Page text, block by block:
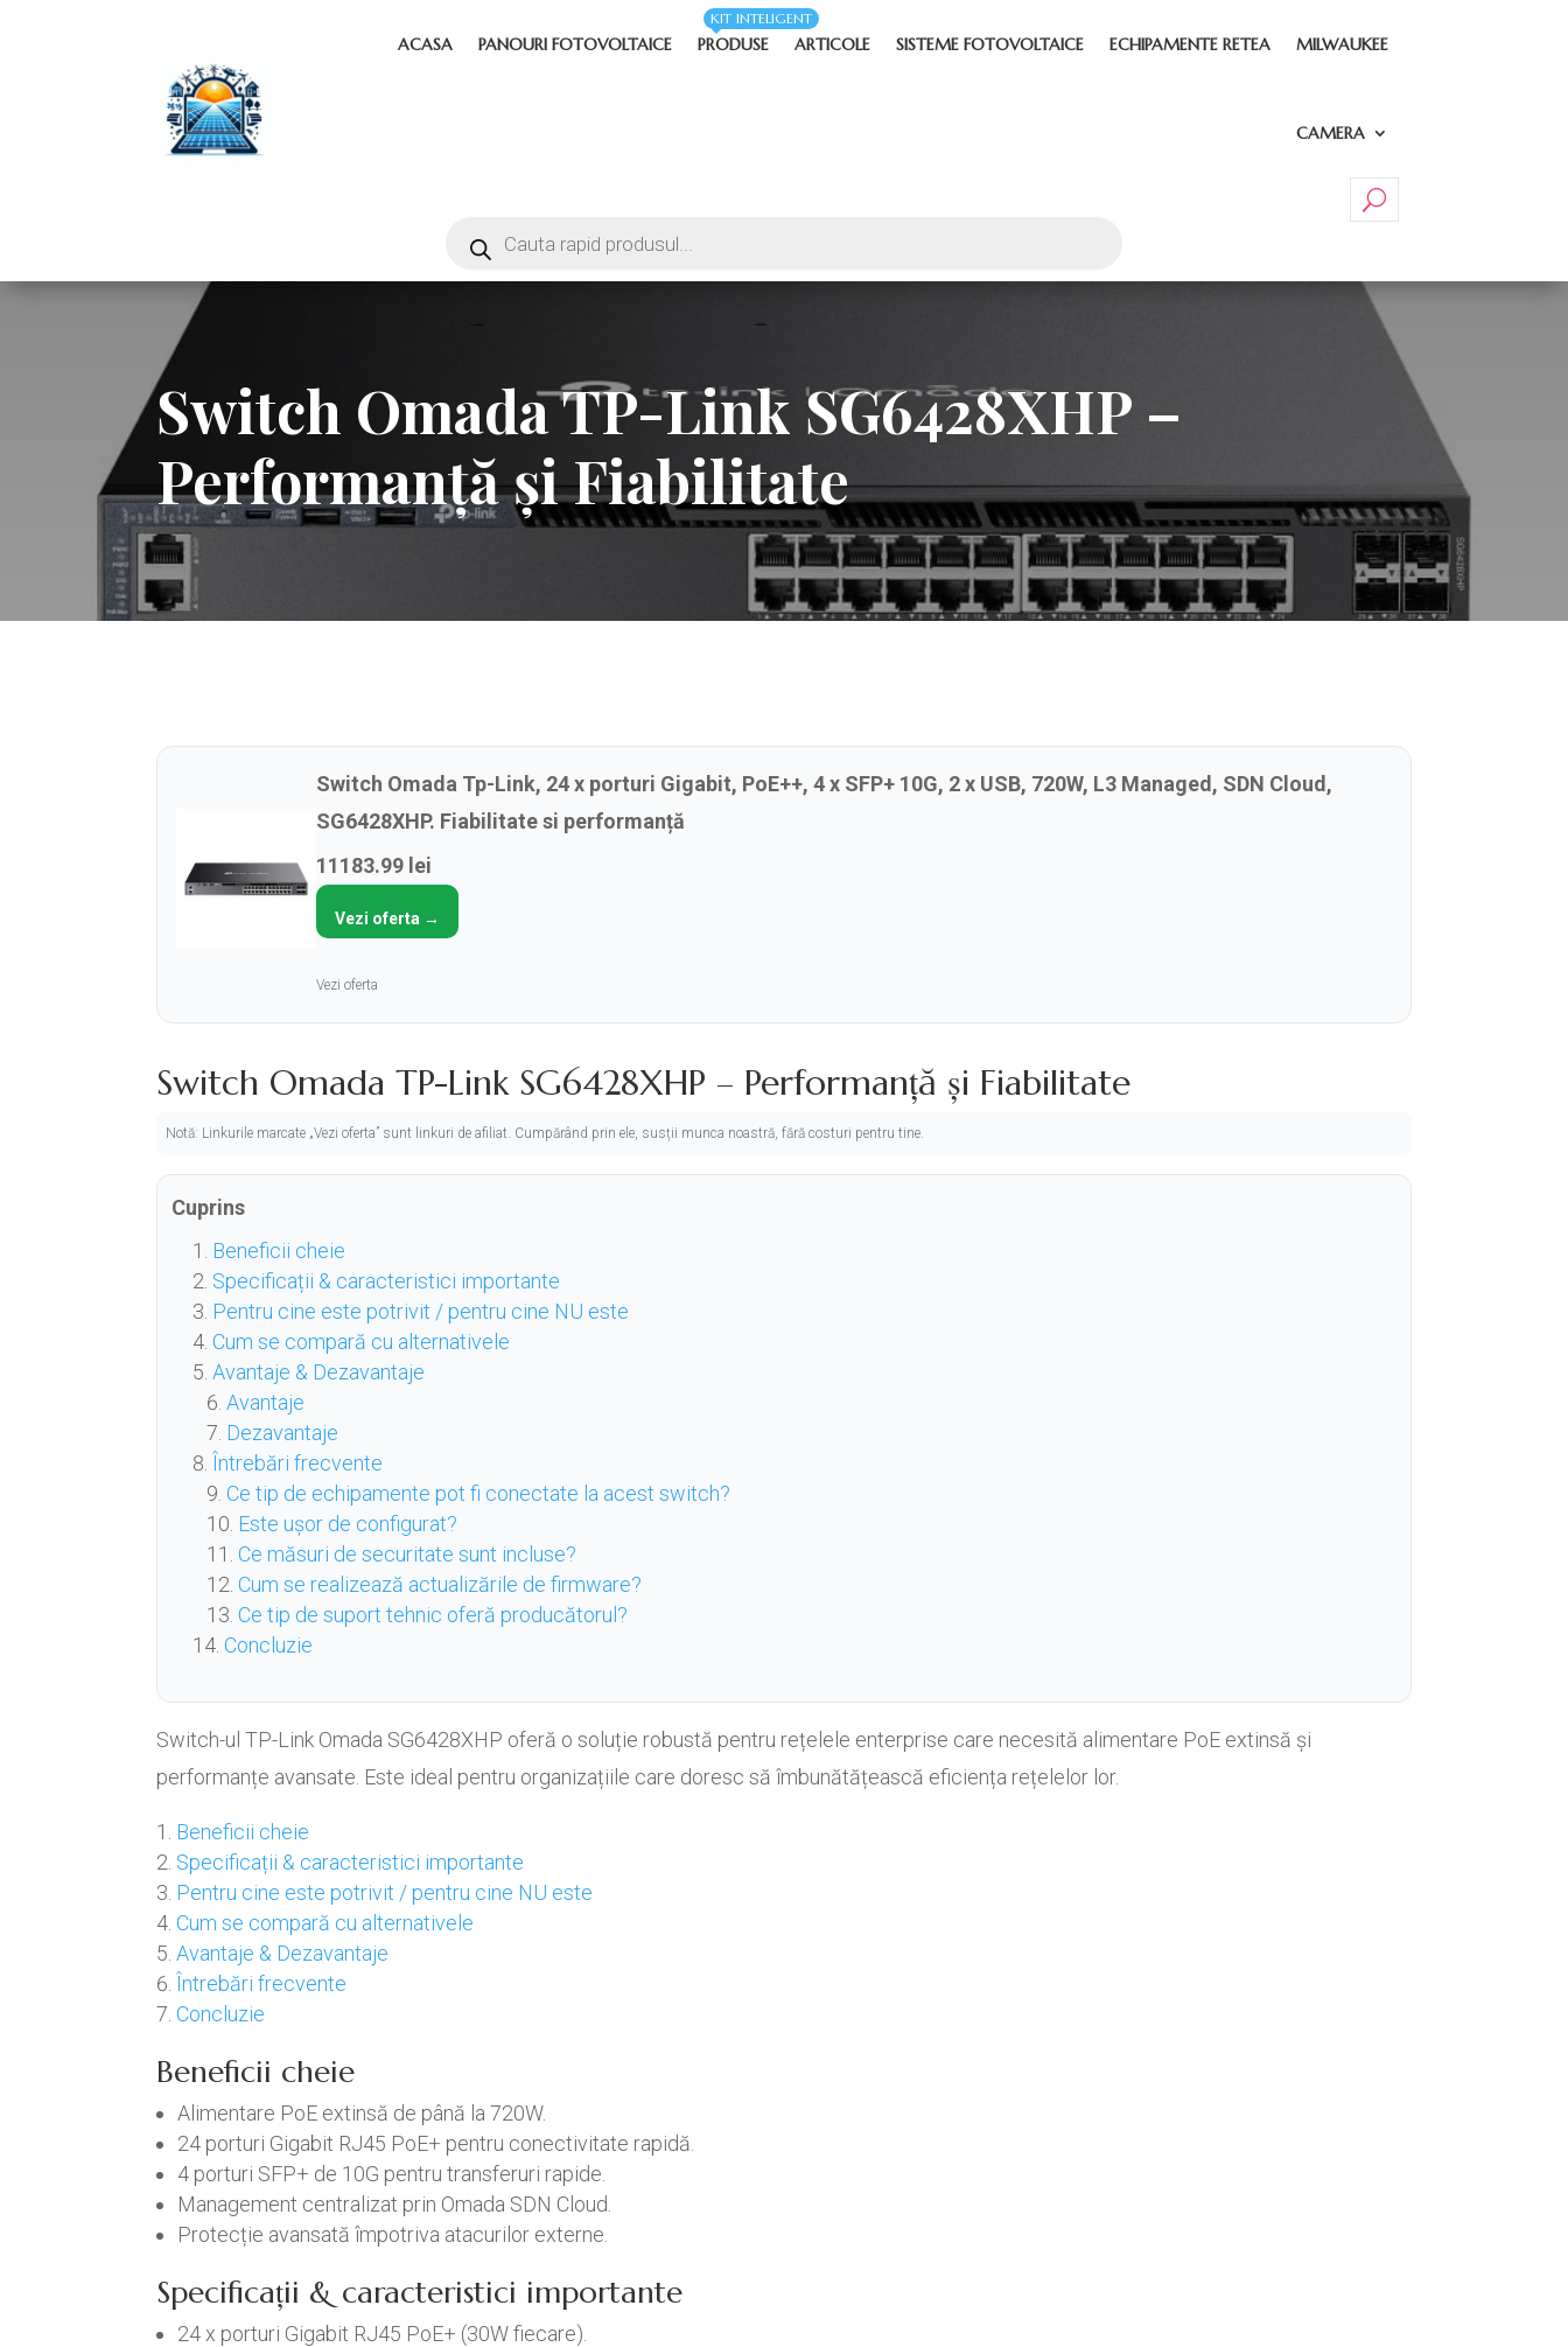
ACASA PANOURI FOTOVOLTAICE PRODUSE
KIT INTELIGENT
ARTICOLE SISTEME FOTOVOLTAICE ECHIPAMENTE RETEA MILWAUKEE
CAMERA
Switch Omada TP-Link SG6428XHP –
Performanță și Fiabilitate
Switch Omada Tp-Link, 24 x porturi Gigabit, PoE++, 4 x SFP+ 10G, 2 x USB, 720W, L3 Managed, SDN Cloud,
SG6428XHP. Fiabilitate si performanță
11183.99 lei
Vezi oferta →
Vezi oferta
Switch Omada TP-Link SG6428XHP – Performanță și Fiabilitate
Notă: Linkurile marcate „Vezi oferta” sunt linkuri de afiliat. Cumpărând prin ele, susții munca noastră, fără costuri pentru tine.
Cuprins
Beneficii cheie
Specificații & caracteristici importante
Pentru cine este potrivit / pentru cine NU este
Cum se compară cu alternativele
Avantaje & Dezavantaje
Avantaje
Dezavantaje
Întrebări frecvente
Ce tip de echipamente pot fi conectate la acest switch?
Este ușor de configurat?
Ce măsuri de securitate sunt incluse?
Cum se realizează actualizările de firmware?
Ce tip de suport tehnic oferă producătorul?
Concluzie
Switch-ul TP-Link Omada SG6428XHP oferă o soluție robustă pentru rețelele enterprise care necesită alimentare PoE extinsă și
performanțe avansate. Este ideal pentru organizațiile care doresc să îmbunătățească eficiența rețelelor lor.
Beneficii cheie
Specificații & caracteristici importante
Pentru cine este potrivit / pentru cine NU este
Cum se compară cu alternativele
Avantaje & Dezavantaje
Întrebări frecvente
Concluzie
Beneficii cheie
Alimentare PoE extinsă de până la 720W.
24 porturi Gigabit RJ45 PoE+ pentru conectivitate rapidă.
4 porturi SFP+ de 10G pentru transferuri rapide.
Management centralizat prin Omada SDN Cloud.
Protecție avansată împotriva atacurilor externe.
Specificații & caracteristici importante
24 x porturi Gigabit RJ45 PoE+ (30W fiecare).